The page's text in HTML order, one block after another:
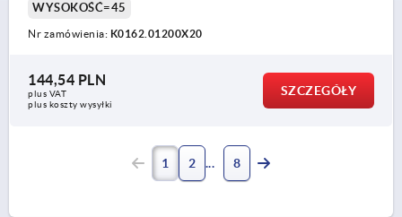
WYSOKOŚĆ=45
Nr zamówienia: K0162.01200X20
144,54 PLN
plus VAT
plus koszty wysyłki
SZCZEGÓŁY
1 2 8